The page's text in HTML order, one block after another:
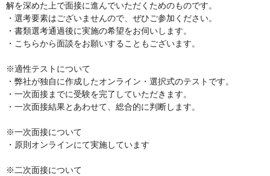
解を深めた上で面接に進んでいただくためのものです。
・選考要素はございませんので、ぜひご参加ください。
・書類選考通過後に実施の希望をお伺いします。
・こちらから面談をお願いすることもございます。
※適性テストについて
・弊社が独自に作成したオンライン・選択式のテストです。
・一次面接までに受験を完了していただきます。
・一次面接結果とあわせて、総合的に判断します。
※一次面接について
・原則オンラインにて実施しています
※二次面接について